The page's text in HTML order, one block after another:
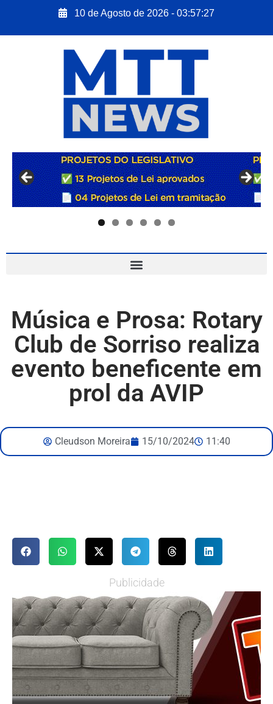
10 de Agosto de 2026 - 03:57:28
Música e Prosa: Rotary
Club de Sorriso realiza
evento beneficente em
prol da AVIP
Cleudson Moreira 15/10/2024 11:40
Publicidade